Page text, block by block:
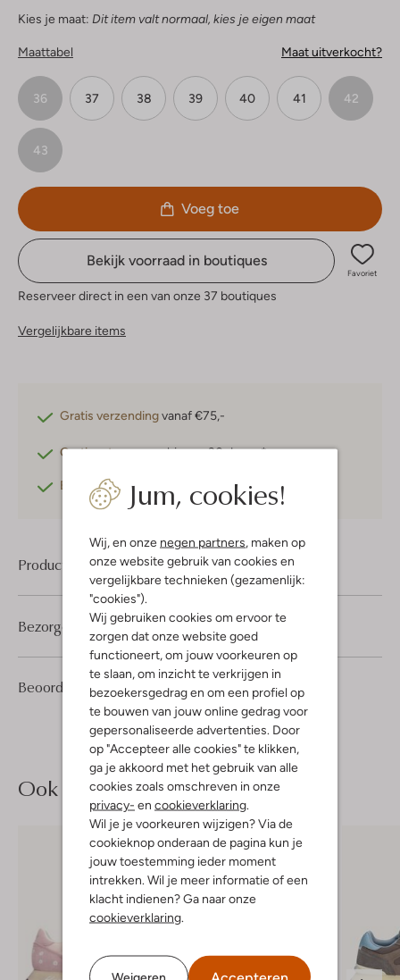
Jum, cookies!
Wij, en onze negen partners, maken op
onze website gebruik van cookies en
vergelijkbare technieken (gezamenlijk:
"cookies").
Wij gebruiken cookies om ervoor te
zorgen dat onze website goed
functioneert, om jouw voorkeuren op
te slaan, om inzicht te verkrijgen in
bezoekersgedrag en om een profiel op
te bouwen van jouw online gedrag voor
gepersonaliseerde advertenties. Door
op "Accepteer alle cookies" te klikken,
ga je akkoord met het gebruik van alle
cookies zoals omschreven in onze
privacy- en cookieverklaring.
Wil je je voorkeuren wijzigen? Via de
cookieknop onderaan de pagina kun je
jouw toestemming ieder moment
intrekken. Wil je meer informatie of een
klacht indienen? Ga naar onze
cookieverklaring.
Weigeren
Kies je maat: Dit item valt normaal, kies je eigen maat
Maattabel Maat uitverkocht?
36 37 38 39 40 41 42
43
Voeg toe
Bekijk voorraad in boutiques
Favoriet
Reserveer direct in een van onze 37 boutiques
Vergelijkbare items
Gratis verzendingvanaf €75,-
Gratis retournerenbinnen 30 dagen*
Betaal achteraf
Product informatie
Beoordelingen (2) 5/5
2
5
Sterren
Bezorgen & retourneren
Ook iets voor jou?